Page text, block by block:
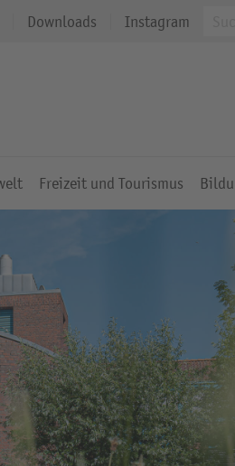
Downloads Instagram
Freizeit und Tourismus